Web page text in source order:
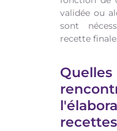
validée ou
sont
recette finale.